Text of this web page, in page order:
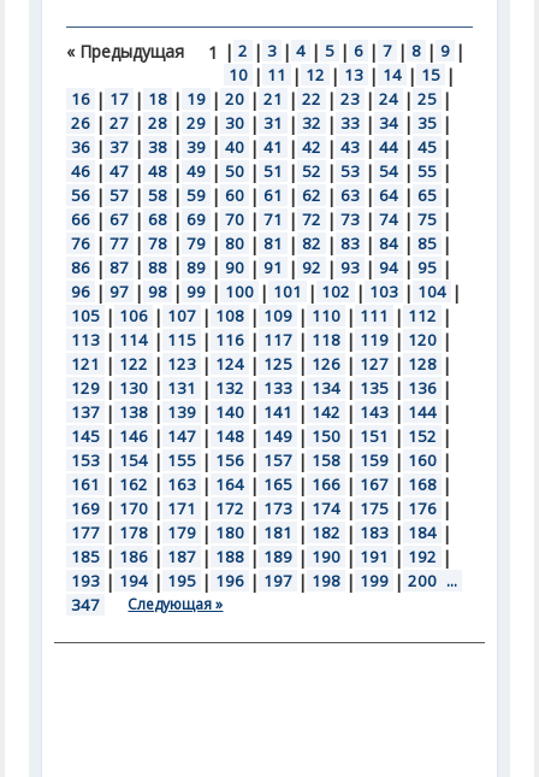
« Предыдущая 1 | 2 | 3 | 4 | 5 | 6 | 7 | 8 | 9 |
10 | 11 | 12 | 13 | 14 | 15 |
16 | 17 | 18 | 19 | 20 | 21 | 22 | 23 | 24 | 25 |
26 | 27 | 28 | 29 | 30 | 31 | 32 | 33 | 34 | 35 |
36 | 37 | 38 | 39 | 40 | 41 | 42 | 43 | 44 | 45 |
46 | 47 | 48 | 49 | 50 | 51 | 52 | 53 | 54 | 55 |
56 | 57 | 58 | 59 | 60 | 61 | 62 | 63 | 64 | 65 |
66 | 67 | 68 | 69 | 70 | 71 | 72 | 73 | 74 | 75 |
76 | 77 | 78 | 79 | 80 | 81 | 82 | 83 | 84 | 85 |
86 | 87 | 88 | 89 | 90 | 91 | 92 | 93 | 94 | 95 |
96 | 97 | 98 | 99 | 100 | 101 | 102 | 103 | 104 |
105 | 106 | 107 | 108 | 109 | 110 | 111 | 112 |
113 | 114 | 115 | 116 | 117 | 118 | 119 | 120 |
121 | 122 | 123 | 124 | 125 | 126 | 127 | 128 |
129 | 130 | 131 | 132 | 133 | 134 | 135 | 136 |
137 | 138 | 139 | 140 | 141 | 142 | 143 | 144 |
145 | 146 | 147 | 148 | 149 | 150 | 151 | 152 |
153 | 154 | 155 | 156 | 157 | 158 | 159 | 160 |
161 | 162 | 163 | 164 | 165 | 166 | 167 | 168 |
169 | 170 | 171 | 172 | 173 | 174 | 175 | 176 |
177 | 178 | 179 | 180 | 181 | 182 | 183 | 184 |
185 | 186 | 187 | 188 | 189 | 190 | 191 | 192 |
193 | 194 | 195 | 196 | 197 | 198 | 199 | 200 ...
347
Следующая »